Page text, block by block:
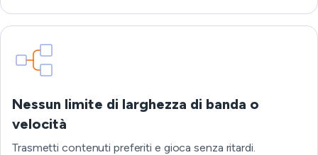
Nessun limite di larghezza di banda o
velocità
Trasmetti contenuti preferiti e gioca senza ritardi.